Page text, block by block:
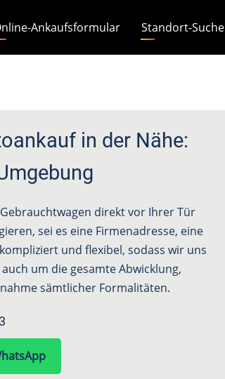
Ankaufsformular Standort-Suche
in der Nähe:
direkt vor Ihrer Tür
sei es eine Firmenadresse, eine
und flexibel, sodass wir uns
um die gesamte Abwicklung,
sämtlicher Formalitäten.